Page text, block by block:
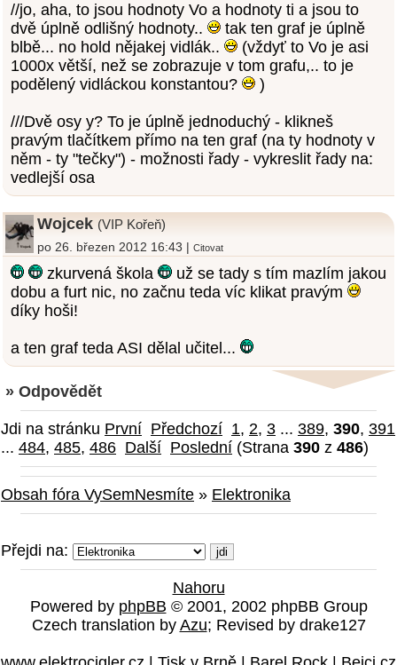
//jo, aha, to jsou hodnoty Vo a hodnoty ti a jsou to
dvě úplně odlišný hodnoty..
tak ten graf je úplně
blbě... no hold nějakej vidlák..
(vždyť to Vo je asi
1000x větší, než se zobrazuje v tom grafu,.. to je
podělený vidláckou konstantou?
)
///Dvě osy y? To je úplně jednoduchý - klikneš
pravým tlačítkem přímo na ten graf (na ty hodnoty v
něm - ty "tečky") - možnosti řady - vykreslit řady na:
vedlejší osa
Wojcek (VIP Kořeň)
po 26. březen 2012 16:43 | Citovat
zkurvená škola
už se tady s tím mazlím jakou
dobu a furt nic, no začnu teda víc klikat pravým
díky hoši!
a ten graf teda ASI dělal učitel...
» Odpovědět
Jdi na stránku První Předchozí 1, 2, 3 ... 389, 390, 391
... 484, 485, 486 Další Poslední (Strana 390 z 486)
Obsah fóra VySemNesmíte » Elektronika
Přejdi na:
Nahoru
Powered by phpBB © 2001, 2002 phpBB Group
Czech translation by Azu; Revised by drake127